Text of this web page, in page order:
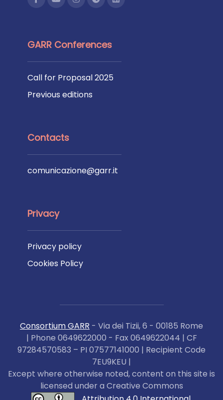
GARR Conferences
Call for Proposal 2025
Previous editions
Contacts
comunicazione@garr.it
Privacy
Privacy policy
Cookies Policy
Consortium GARR - Via dei Tizii, 6 - 00185 Rome
| Phone 0649622000 - Fax 0649622044 | CF
97284570583 – PI 07577141000 | Recipient Code
7EU9KEU |
Except where otherwise noted, content on this site is
licensed under a Creative Commons